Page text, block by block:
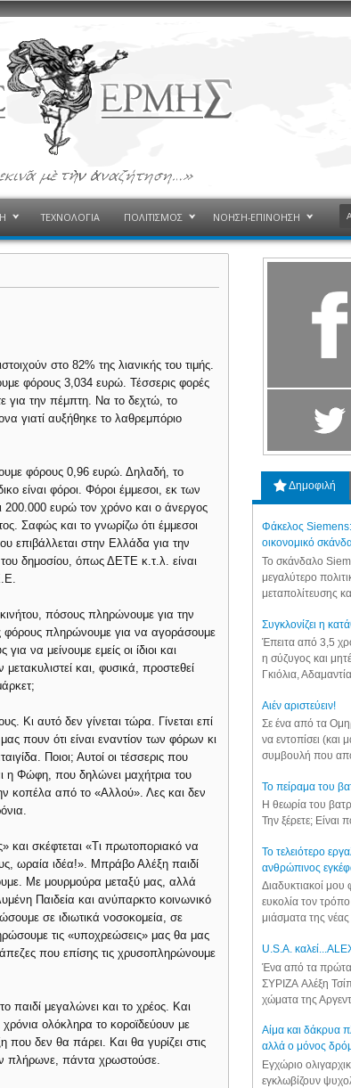
ΤΕΧΝΟΛΟΓΙΑ ΠΟΛΙΤΙΣΜΟΣ ΝΟΗΣΗ-ΕΠΙΝΟΗΣΗ
στο 82% της λιανικής του τιμής.
φόρους 3,034 ευρώ. Τέσσερις φορές
για την πέμπτη. Να το δεχτώ, το
γιατί αυξήθηκε το λαθρεμπόριο
φόρους 0,96 ευρώ. Δηλαδή, το
είναι φόροι. Φόροι έμμεσοι, εκ των
200.000 ευρώ τον χρόνο και ο άνεργος
Σαφώς και το γνωρίζω ότι έμμεσοι
επιβάλλεται στην Ελλάδα για την
δημοσίου, όπως ΔΕΤΕ κ.τ.λ. είναι
πόσους πληρώνουμε για την
φόρους πληρώνουμε για να αγοράσουμε
να μείνουμε εμείς οι ίδιοι και
και, φυσικά, προστεθεί
Κι αυτό δεν γίνεται τώρα. Γίνεται επί
πουν ότι είναι εναντίον των φόρων κι
Ποιοι; Αυτοί οι τέσσερις που
η Φώφη, που δηλώνει μαχήτρια του
κοπέλα από το «Αλλού». Λες και δεν
και σκέφτεται «Τι πρωτοποριακό να
ωραία ιδέα!». Μπράβο Αλέξη παιδί
Με μουρμούρα μεταξύ μας, αλλά
Παιδεία και ανύπαρκτο κοινωνικό
σε ιδιωτικά νοσοκομεία, σε
τις «υποχρεώσεις» μας θα μας
που επίσης τις χρυσοπληρώνουμε
παιδί μεγαλώνει και το χρέος. Και
ολόκληρα το κοροϊδεύουν με
που δεν θα πάρει. Και θα γυρίζει στις
πλήρωνε, πάντα χρωστούσε.
Δημοφιλή
Φάκελος Siemens:
οικονομικό
Το σκάνδαλο
μεγαλύτερο
μεταπολίτευσης
Συγκλονίζει η
Έπειτα από 3,5
η σύζυγος και
Γκιόλια,
Aιέν αριστεύειν!
Σε ένα από τα
να εντοπίσει (και
συμβουλή που
Το πείραμα του
Η θεωρία του
Την ξέρετε; Είναι
Το τελειότερο
ανθρώπινος
Διαδυκτιακοί μου
ευκολία τον
μιάσματα της
U.S.A.
Ένα από τα
ΣΥΡΙΖΑ Αλέξη
χώματα της
Αίμα και δάκρυα
αλλά ο μόνος
Εγχώριο
εγκλωβίζουν